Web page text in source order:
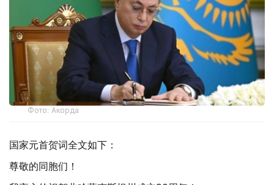
Фото: Акорда
国家元首贺词全文如下：
尊敬的同胞们！